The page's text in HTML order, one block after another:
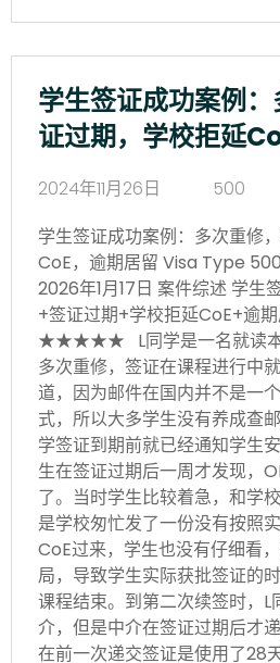
学生签证成功案例
证过期，学校拒延
2024年11月26日
500
学生签证成功案例：多次重修
CoE，逾期居留 Visa Type
2026年1月17日 案件综述 学生
+签证过期+学校拒延CoE+逾
★★★★★ L同学是一名就读本
多次重修，签证在课程进行中
道，因为邮件在国内并不是一
式，所以大多学生没有养成查
学签证到期前就已经通知学生
生在签证过期后一周才发现，
了。当时学生比较着急，和学
是学校匆忙发了一份没有按照
CoE过来，学生也没有仔细看
局，导致学生实际获批签证的
课程结束。到第二次续签时，L
介，但是中介在签证过期后才
在前一次递交签证是使用了28